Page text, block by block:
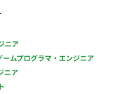
ニア
ームプログラマ・エンジニア
ニア